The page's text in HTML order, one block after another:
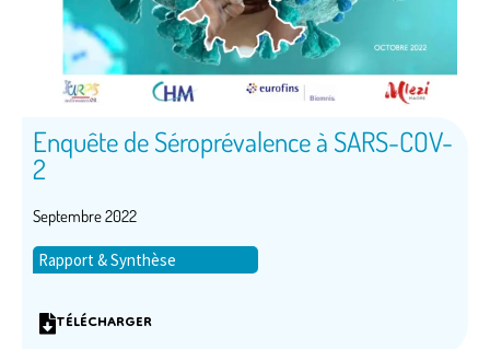
Enquête de Séroprévalence à SARS-COV-
2
Septembre 2022
Rapport & Synthèse
TÉLÉCHARGER